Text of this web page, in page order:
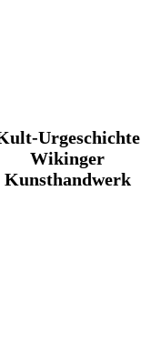
Urgeschichte
Wikinger
Kunsthandwerk